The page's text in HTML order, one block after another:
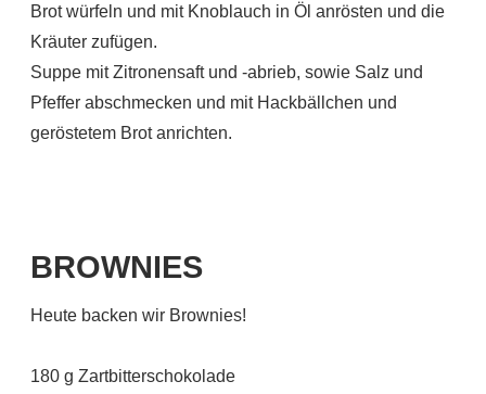
Brot würfeln und mit Knoblauch in Öl anrösten und die
Kräuter zufügen.
Suppe mit Zitronensaft und -abrieb, sowie Salz und
Pfeffer abschmecken und mit Hackbällchen und
geröstetem Brot anrichten.
BROWNIES
Heute backen wir Brownies!
180 g Zartbitterschokolade